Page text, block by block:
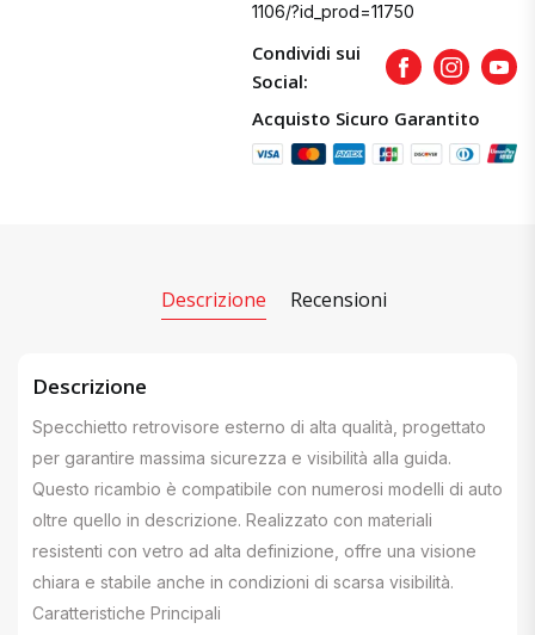
1106/?id_prod=11750
Condividi sui
Social:
FacebookInstagram
Acquisto Sicuro Garantito
Descrizione Recensioni
Descrizione
Specchietto retrovisore esterno di alta qualità, progettato
per garantire massima sicurezza e visibilità alla guida.
Questo ricambio è compatibile con numerosi modelli di auto
oltre quello in descrizione. Realizzato con materiali
resistenti con vetro ad alta definizione, offre una visione
chiara e stabile anche in condizioni di scarsa visibilità.
Caratteristiche Principali